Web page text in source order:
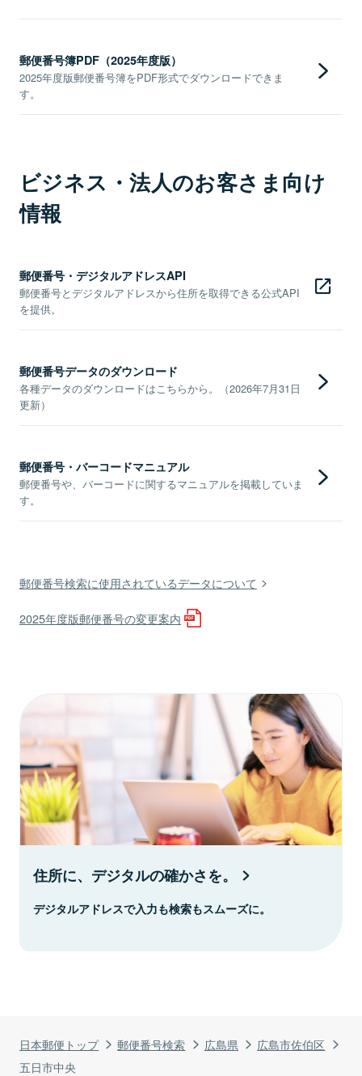
日本郵便トップ 郵便番号検索 広島県
広島市佐伯区
五日市中央
郵便番号簿PDF（2025年度版）
2025年度版郵便番号簿をPDF形式でダウンロードできま
す。
ビジネス・法人のお客さま向け
情報
郵便番号・デジタルアドレスAPI
郵便番号とデジタルアドレスから住所を取得できる公式API
を提供。
郵便番号データのダウンロード
各種データのダウンロードはこちらから。（2026年7月31日
更新）
郵便番号・バーコードマニュアル
郵便番号や、バーコードに関するマニュアルを掲載していま
す。
郵便番号検索に使用されているデータについて
2025年度版郵便番号の変更案内
住所に、デジタルの確かさを。
デジタルアドレスで入力も検索もスムーズに。